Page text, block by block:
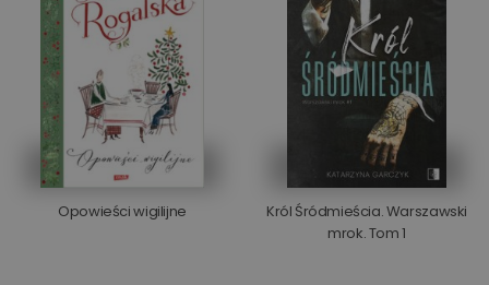
Opowieści wigilijne
Król Śródmieścia. Warszawski
mrok. Tom 1